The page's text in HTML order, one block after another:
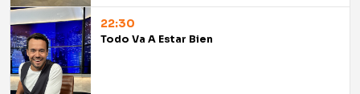
22:30
Todo Va A Estar Bien